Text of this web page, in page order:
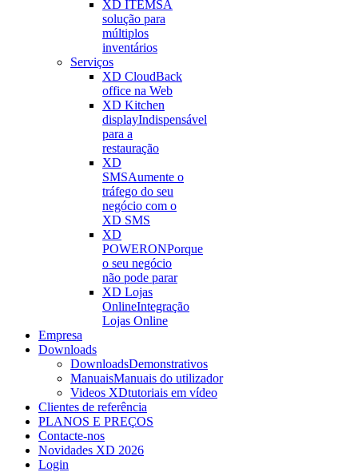
XD ITEMSA
solução para
múltiplos
inventários
Serviços
XD CloudBack
office na Web
XD Kitchen
displayIndispensável
para a
restauração
XD
SMSAumente o
tráfego do seu
negócio com o
XD SMS
XD
POWERONPorque
o seu negócio
não pode parar
XD Lojas
OnlineIntegração
Lojas Online
Empresa
Downloads
DownloadsDemonstrativos
ManuaisManuais do utilizador
Videos XDtutoriais em vídeo
Clientes de referência
PLANOS E PREÇOS
Contacte-nos
Novidades XD 2026
Login